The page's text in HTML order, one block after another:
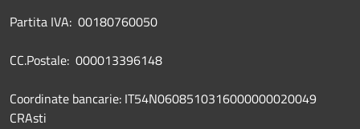
Partita IVA: 00180760050
CC.Postale: 000013396148
Coordinate bancarie: IT54N0608510316000000020049
CRAsti